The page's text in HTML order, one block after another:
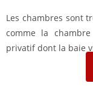
Les chambres sont
comme la
privatif dont la baie